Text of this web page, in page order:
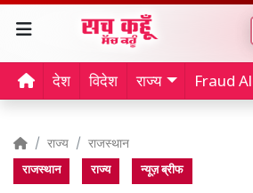
देश विदेश राज्य Fraud
राज्य राजस्थान
राजस्थान राज्य न्यूज़ ब्रीफ